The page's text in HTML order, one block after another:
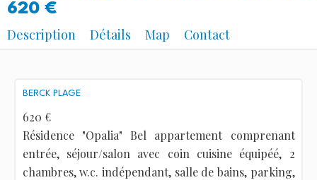
620 €
Description
Détails Map Contact
BERCK PLAGE
620 €
Résidence "Opalia" Bel appartement comprenant
entrée, séjour/salon avec coin cuisine équipéé, 2
chambres, w.c. indépendant, salle de bains, parking,